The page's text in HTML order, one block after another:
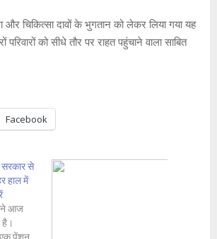
और चिकित्सा दावों के भुगतान को लेकर लिया गया यह
को सीधे तौर पर राहत पहुंचाने वाला साबित
Facebook
सरकार से
हाल में
ने आज
है।